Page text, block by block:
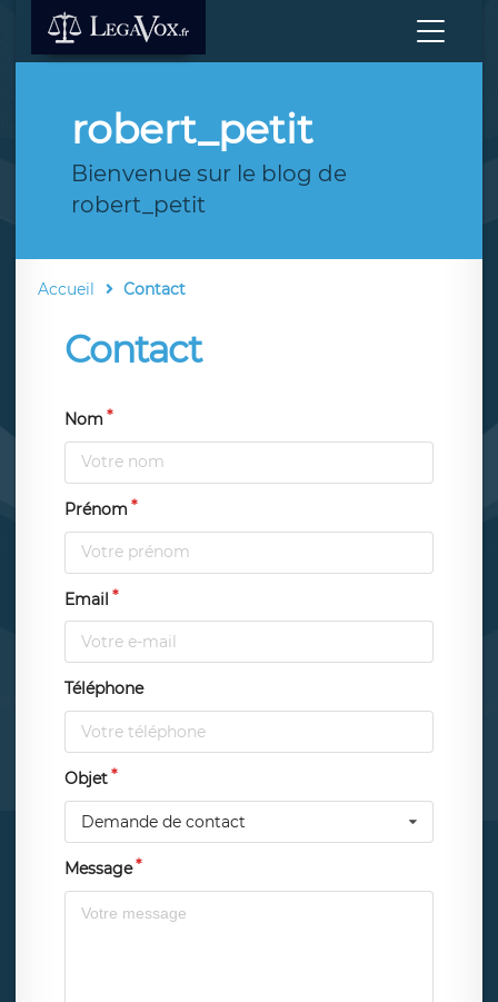
robert_petit
Bienvenue sur le blog de
robert_petit
Accueil Contact
Contact
Nom
Prénom
Email
Téléphone
Objet
Demande de contact
Message